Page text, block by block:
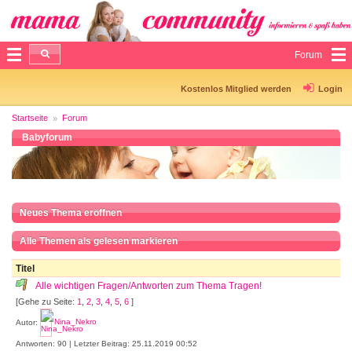
Forum
Kostenlos Mitglied werden Login
Startseite Forum
Babyforum
Neues Thema eröffnen
Alle Themen als gelesen markieren
Titel
Alle wichtigen Fragen/Antworten zum Thema Tragen!
[Gehe zu Seite: 1 2 3 4 5 6 ]
Autor: Nina_Nekro
Antworten: 90 | Letzter Beitrag: 25.11.2019 00:52